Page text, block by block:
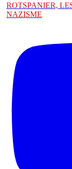
ROTSPANIER,
NAZISME